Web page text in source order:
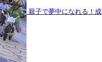
親子で夢中になれる！成